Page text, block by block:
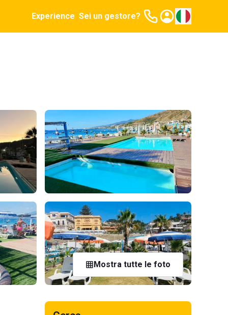
Experience Sei un gestore?
Mostra tutte le foto